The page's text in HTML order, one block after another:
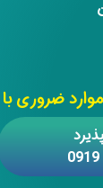
ضروری با